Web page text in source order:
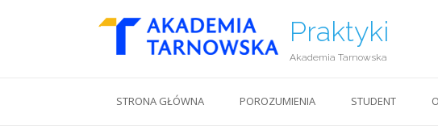
Praktyki
Akademia Tarnowska
STRONA GŁÓWNA POROZUMIENIA STUDENT